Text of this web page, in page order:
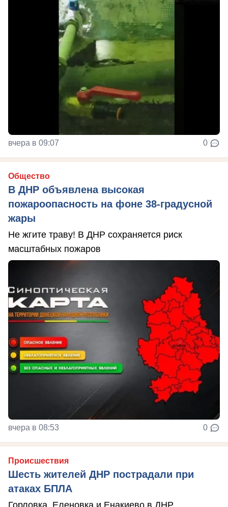
вчера в 09:07 0
Общество
В ДНР объявлена высокая
пожароопасность на фоне 38-градусной
жары
Не жгите траву! В ДНР сохраняется риск
масштабных пожаров
вчера в 08:53 0
Происшествия
Шесть жителей ДНР пострадали при
атаках БПЛА
Горловка, Еленовка и Енакиево в ДНР